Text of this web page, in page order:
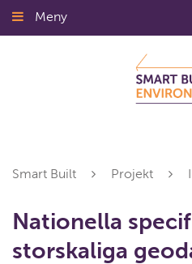
Gå
till
Meny
Smart Built Projekt
Nationella
storskaliga